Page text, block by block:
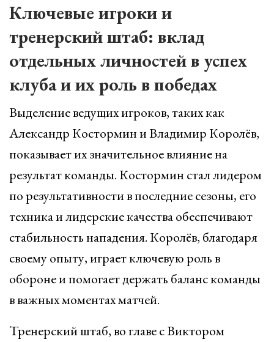
Ключевые игроки и
тренерский штаб: вклад
отдельных личностей в успех
клуба и их роль в победах
Выделение ведущих игроков, таких как
Александр Костормин и Владимир Королёв,
показывает их значительное влияние на
результат команды. Костормин стал лидером
по результативности в последние сезоны, его
техника и лидерские качества обеспечивают
стабильность нападения. Королёв, благодаря
своему опыту, играет ключевую роль в
обороне и помогает держать баланс команды
в важных моментах матчей.
Тренерский штаб, во главе с Виктором